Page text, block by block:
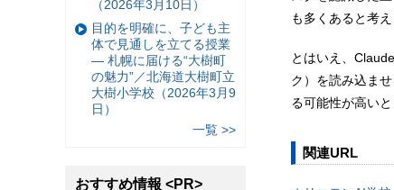
も多くあると考え
とはいえ、
ク）を読み込ま
る可能性が高いと
関連URL
（2026年3月10日）
目的を明確に、子ども主
体で見通しを立てる授業
— 札幌に届ける“大樹町
の魅力”／北海道大樹町立
大樹小学校（2026年3月9
日）
一覧 >>
おすすめ情報 <PR>